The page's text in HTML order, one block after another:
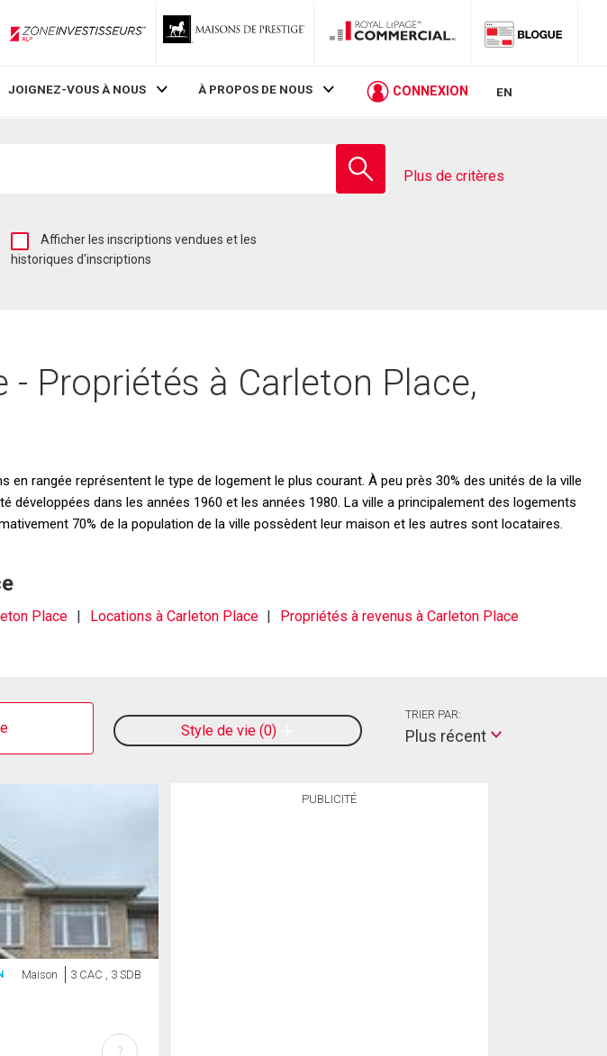
ZoneInvestisseurs RLP
JOIGNEZ-VOUS À NOUS À PROPOS DE NOUS CONNEXION EN
Plus de critères
Afficher
les
historiques d'inscriptions
Propriétés à Carleton Place,
rangée représentent le type de logement le plus courant. À peu près 30% des unités de la ville
dans les années 1960 et les années 1980. La ville a principalement des logements
70% de la population de la ville possèdent leur maison et les autres sont locataires.
Place Locations à Carleton Place Propriétés à revenus à Carleton Place
Style de vie 0
TRIER PAR:
Plus récent
PUBLICITÉ
Maison 3 CAC , 3 SDB
?